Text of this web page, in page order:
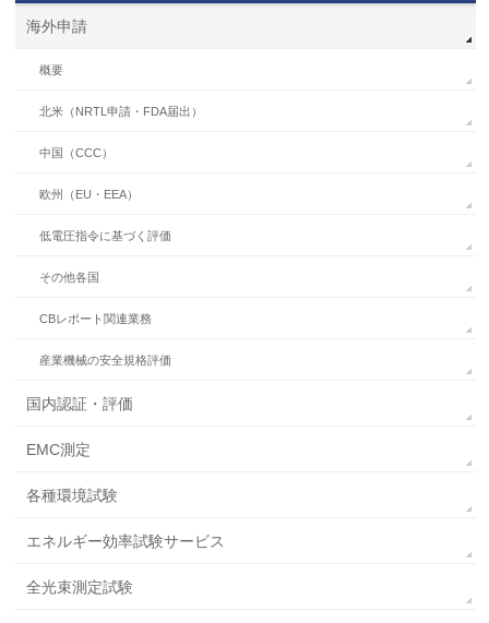
海外申請
概要
北米（NRTL申請・FDA届出）
中国（CCC）
欧州（EU・EEA）
低電圧指令に基づく評価
その他各国
CBレポート関連業務
産業機械の安全規格評価
国内認証・評価
EMC測定
各種環境試験
エネルギー効率試験サービス
全光束測定試験